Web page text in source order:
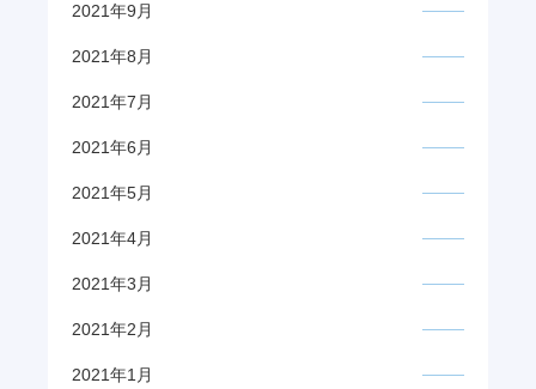
2021年9月
2021年8月
2021年7月
2021年6月
2021年5月
2021年4月
2021年3月
2021年2月
2021年1月